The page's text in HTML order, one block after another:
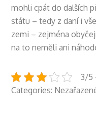
mohli cpát do dalších
státu – tedy z daní i
zemi – zejména
na to neměli ani
3/5
Categories: